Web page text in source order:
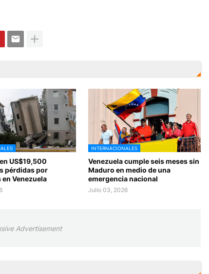
US$19,500
pérdidas por
Venezuela
INTERNACIONALES
Venezuela cumple seis meses sin
Maduro en medio de una
emergencia nacional
Julio 03, 2026
Advertisement